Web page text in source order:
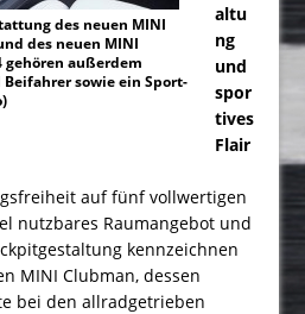
des neuen MINI
des neuen MINI
gehören außerdem
sowie ein Sport-
altu
ng
und
spor
tives
Flair
auf fünf vollwertigen
nutzbares Raumangebot und
kennzeichnen
MINI Clubman, dessen
bei den allradgetrieben